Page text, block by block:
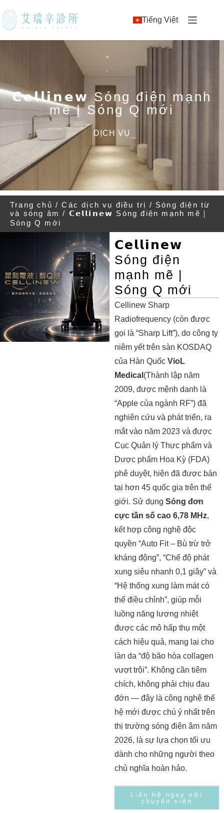
Tiếng Việt
𝗖𝗲𝗹𝗹𝗶𝗻𝗲𝘄 Sóng điện mạnh
mẽ | Sóng Q mới
DỊCH VỤ
Trang chủ /Các dịch vụ điều trị / Sóng điện từ
và sóng âm / 𝗖𝗲𝗹𝗹𝗶𝗻𝗲𝘄 Sóng điện mạnh mẽ｜
Sóng Q mới
𝗖𝗲𝗹𝗹𝗶𝗻𝗲𝘄
Sóng điện
mạnh mẽ |
Sóng Q mới
Cellinew Sharp
Radiofrequency (còn được
gọi là “Sharp Lift”), do công ty
niêm yết trên sàn KOSDAQ
của Hàn Quốc VioL
Medical (Thành lập năm
2009, được mệnh danh là
“Apple của ngành RF”) đã
nghiên cứu và phát triển, ra
mắt vào năm 2023 và được
Cục Quản lý Thực phẩm và
Dược phẩm Hoa Kỳ (FDA)
phê duyệt, hiện đã được bán
tại hơn 45 quốc gia trên thế
giới. Sử dụng Sóng đơn
cực tần số cao 6,78 MHz,
kết hợp công nghệ độc
quyền “Auto Fit – Bù trừ trở
kháng động”, “Chế độ phát
xung siêu nhanh 0,1 giây” và
“Hệ thống xung làm mát có
thể điều chỉnh”, giúp mỗi
luồng năng lượng nhiệt
được các mô hấp thụ một
cách hiệu quả, mang lại cho
làn da “độ bão hòa collagen
vượt trội”. Không cần tiêm
chích, không phải chịu đau
đớn — đây là công nghệ thế
hệ mới được chú ý nhất trên
thị trường sóng điện âm năm
2026, là sự lựa chọn tối ưu
dành cho những người theo
chủ nghĩa hoàn hảo.
Liên hệ ngay với
chuyên viên